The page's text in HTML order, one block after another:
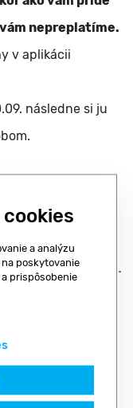
nepreplatíme.
v aplikácii
následne si ju
a analýzu
poskytovanie
prispôsobenie